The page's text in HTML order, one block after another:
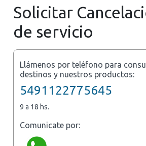
Solicitar
de servicio
Llámenos por teléfono para
destinos y nuestros productos:
5491122775645
9 a 18 hs.
Comunicate por: